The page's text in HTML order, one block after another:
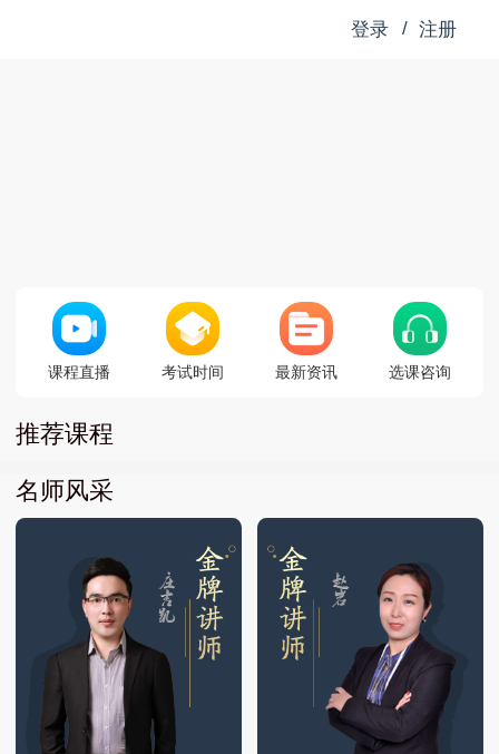
登录 /注册
课程直播 考试时间 最新资讯 选课咨询
推荐课程
名师风采